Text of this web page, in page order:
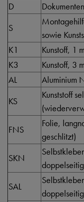
D
S
sowie
K1
Kunstoff, 1
K3
Kunstoff, 3
AL
Aluminium
KS
Kunststoff
FNS
Folie,
geschlitzt)
SKN
SAL